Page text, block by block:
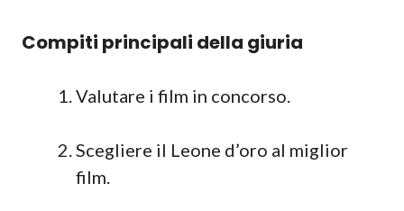
Compiti principali della giuria
Valutare i film in concorso.
Scegliere il Leone d’oro al miglior
film.